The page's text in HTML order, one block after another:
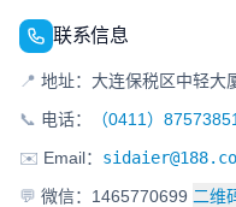
联系信息
📍 地址：大连保税区中轻大
📞 电话：
（0411）87573851
✉️ Email：
💬 微信：1465770699 二维